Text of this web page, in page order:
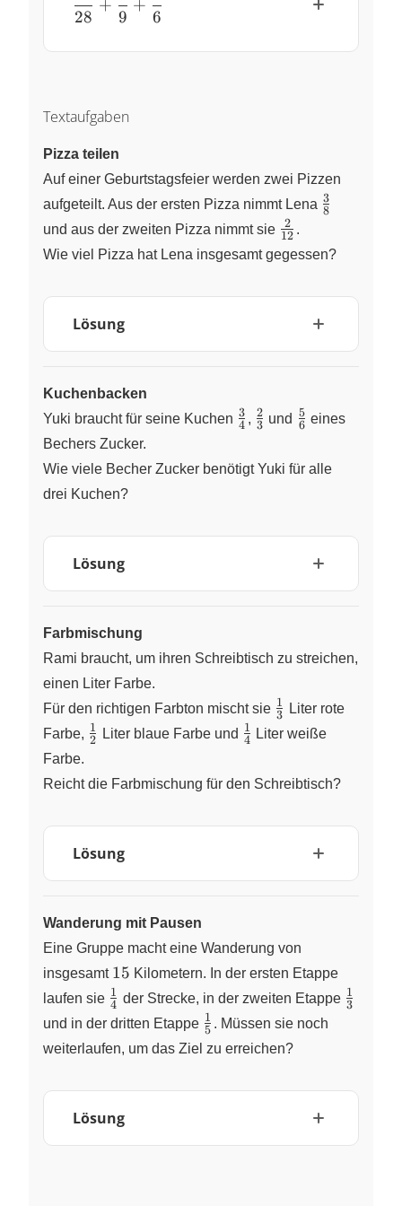
28
+
9
+
6
Textaufgaben
Pizza teilen
Auf einer Geburtstagsfeier werden zwei Pizzen
aufgeteilt. Aus der ersten Pizza nimmt Lena \frac{3}
8
3
und aus der zweiten Pizza nimmt sie \frac{2}
{12}
12
2 .
Wie viel Pizza hat Lena insgesamt gegessen?
Lösung
Kuchenbacken
Yuki braucht für seine Kuchen \frac{3}
4
3 ​, \frac{2}
3
2 ​ und \frac{5}
6
5 ​ eines
Bechers Zucker.
Wie viele Becher Zucker benötigt Yuki für alle
drei Kuchen?
Lösung
Farbmischung
Rami braucht, um ihren Schreibtisch zu streichen,
einen Liter Farbe.
Für den richtigen Farbton mischt sie \frac{1}
{3}
3
1
​ Liter rote
Farbe, \frac{1}
2
1 ​ Liter blaue Farbe und \frac{1}
4
1
​ Liter weiße
Farbe.
Reicht die Farbmischung für den Schreibtisch?
Lösung
Wanderung mit Pausen
Eine Gruppe macht eine Wanderung von
insgesamt 15
15 Kilometern. In der ersten Etappe
laufen sie \frac{1}
{4}
4
1 ​ der Strecke, in der zweiten Etappe 3
1
und in der dritten Etappe \frac{1}
{5}
5
1 ​. Müssen sie noch
weiterlaufen, um das Ziel zu erreichen?
Lösung